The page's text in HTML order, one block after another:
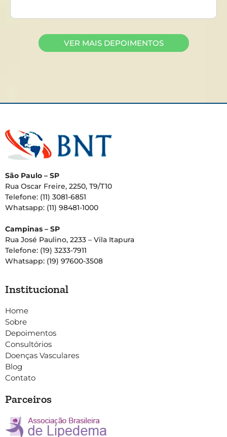
VER MAIS DEPOIMENTOS
São Paulo – SP
Rua Oscar Freire, 2250, T9/T10
Telefone: (11) 3081-6851
Whatsapp: (11) 98481-1000
Campinas – SP
Rua José Paulino, 2233 – Vila Itapura
Telefone: (19) 3233-7911
Whatsapp: (19) 97600-3508
Institucional
Home
Sobre
Depoimentos
Consultórios
Doenças Vasculares
Blog
Contato
Parceiros